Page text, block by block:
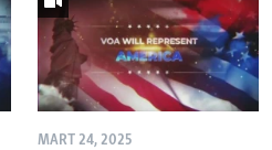
MART 24, 2025